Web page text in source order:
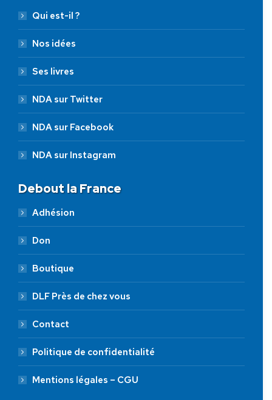
Qui est-il ?
Nos idées
Ses livres
NDA sur Twitter
NDA sur Facebook
NDA sur Instagram
Debout la France
Adhésion
Don
Boutique
DLF Près de chez vous
Contact
Politique de confidentialité
Mentions légales – CGU